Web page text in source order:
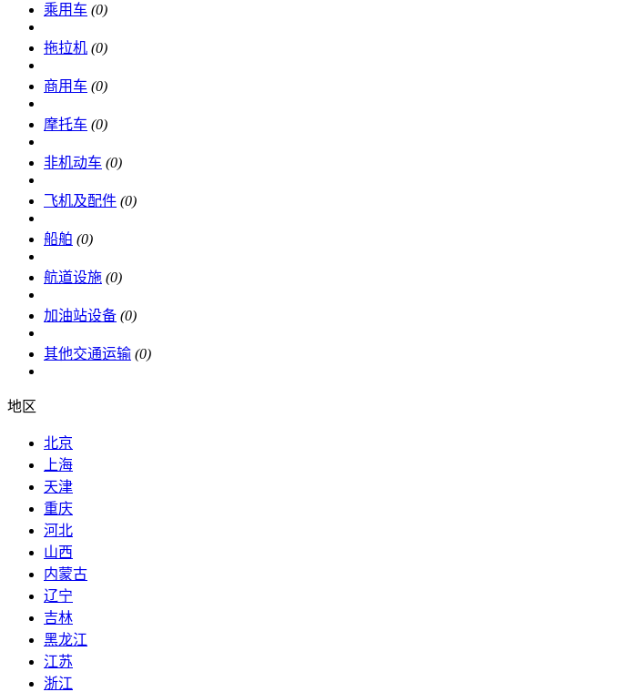
乘用车 (0)
拖拉机 (0)
商用车 (0)
摩托车 (0)
非机动车 (0)
飞机及配件 (0)
船舶 (0)
航道设施 (0)
加油站设备 (0)
其他交通运输 (0)
地区
北京
上海
天津
重庆
河北
山西
内蒙古
辽宁
吉林
黑龙江
江苏
浙江